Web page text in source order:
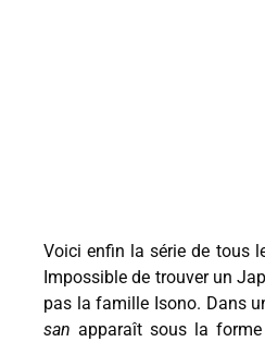
Voici enfin la série de tous
Impossible de trouver un
pas la famille Isono. Dans
san apparaît sous la